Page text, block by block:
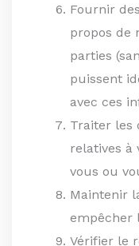
Fournir
propos de
parties
puissent
avec ces
Traiter les
relatives à
vous ou
Maintenir
empêcher
Vérifier le